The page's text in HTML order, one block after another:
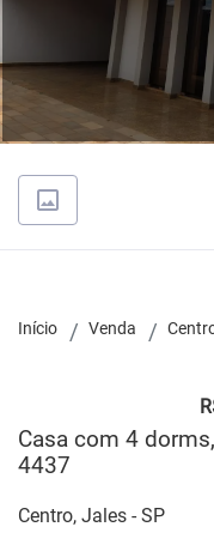
Início Venda
Casa com 4
4437
Centro, Jales - SP